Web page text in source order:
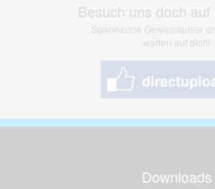
Besuch uns doch auf
Spannende Gewinnspiele
warten auf dich!
Downloads